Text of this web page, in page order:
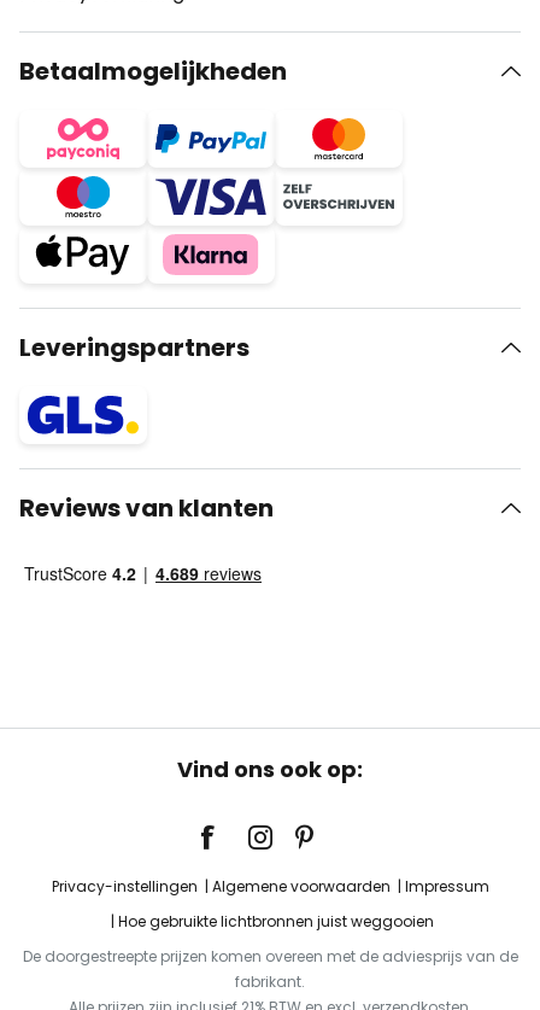
Betaalmogelijkheden
Leveringspartners
Reviews van klanten
Vind ons ook op:
Privacy-instellingen Algemene voorwaarden
Impressum
Hoe gebruikte lichtbronnen juist weggooien
De doorgestreepte prijzen komen overeen met de adviesprijs van de
fabrikant.